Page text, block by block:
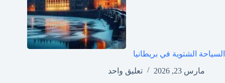
السياحة الشتوية في بريطانيا
مارس 23, 2026
تعليق واحد